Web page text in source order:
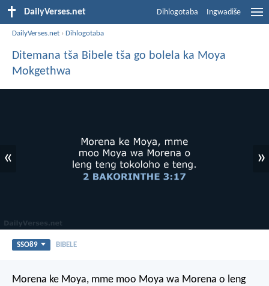
DailyVerses.net Dihlogotaba Ingwadiše
DailyVerses.net ›Dihlogotaba
Ditemana tša Bibele tša go bolela ka Moya
Mokgethwa
« »
SSO89 BIBELE
Morena ke Moya, mme moo Moya wa Morena o leng